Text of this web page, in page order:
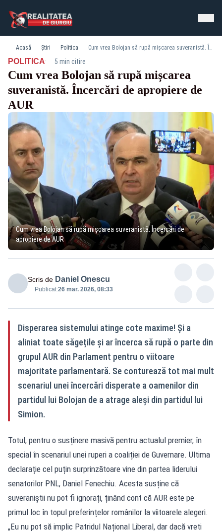
Acasă Știri Politica Cum vrea Bolojan să rupă mișcarea suveranistă. Încercări de apropiere de AUR
POLITICA· 5 min citire
Cum vrea Bolojan să rupă mișcarea
suveranistă. Încercări de apropiere de
AUR
Cum vrea Bolojan să rupă mișcarea suveranistă. Încercări de
apropiere de AUR
Scris de Daniel Onescu
Publicat:26 mar. 2026, 08:33
Disperarea sistemului atinge cote maxime! Și a
aliniat toate săgețile și ar încerca să rupă o parte din
grupul AUR din Parlament pentru o viitoare
majoritate parlamentară. Se conturează tot mai mult
scenariul unei încercări disperate a oamenilor din
partidul lui Bolojan de a atrage aleși din partidul lui
Simion.
Totul, pentru o susținere masivă pentru actualul premier, în
special în scenariul unei ruperi a coaliției de Guvernare. Ultima
declarație cel puțin surprinzătoare vine din partea liderului
senatorilor PNL, Daniel Fenechiu. Acesta susține că
suveraniștii nu pot fi ignorați, ținând cont că AUR este pe
primul loc în topul preferințelor românilor la viitoarele alegeri.
„Eu nu pot să implic Patridul Național Liberal, dar dacă vreti